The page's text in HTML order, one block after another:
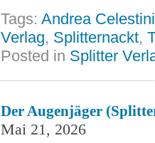
Tags: Andrea Celestini
Verlag, Splitternackt,
Posted in Splitter
Der Augenjäger
Mai 21, 2026